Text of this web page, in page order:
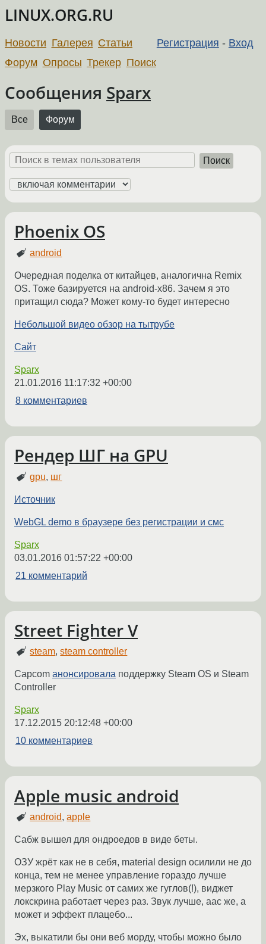
LINUX.ORG.RU
Регистрация - Вход
Новости Галерея Статьи
Форум Опросы Трекер Поиск
Сообщения Sparx
Все Форум
Поиск
Phoenix OS
android
Очередная поделка от китайцев, аналогична Remix
OS. Тоже базируется на android-x86. Зачем я это
притащил сюда? Может кому-то будет интересно
Небольшой видео обзор на тытрубе
Сайт
Sparx
21.01.2016 11:17:32 +00:00
8 комментариев
Рендер ШГ на GPU
gpu, шг
Источник
WebGL demo в браузере без регистрации и смс
Sparx
03.01.2016 01:57:22 +00:00
21 комментарий
Street Fighter V
steam,steam controller
Capcom анонсировала поддержку Steam OS и Steam
Controller
Sparx
17.12.2015 20:12:48 +00:00
10 комментариев
Apple music android
android,apple
Сабж вышел для ондроедов в виде беты.
ОЗУ жрёт как не в себя, material design осилили не до
конца, тем не менее управление гораздо лучше
мерзкого Play Music от самих же гуглов(!), виджет
локскрина работает через раз. Звук лучше, aac же, а
может и эффект плацебо...
Эх, выкатили бы они веб морду, чтобы можно было